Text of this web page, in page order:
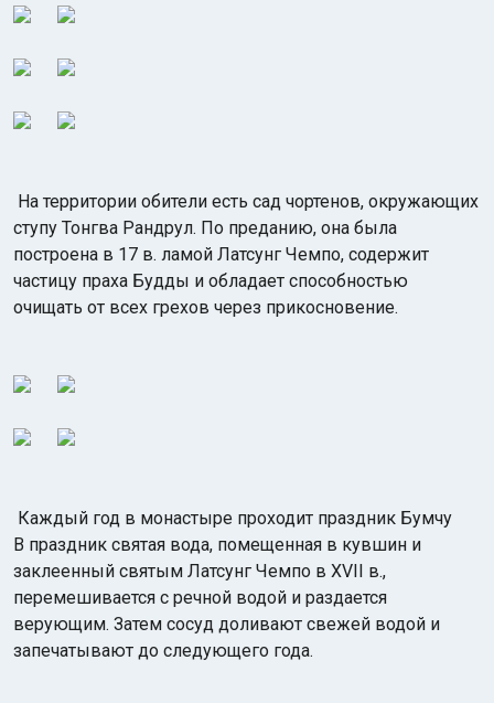
На территории обители есть сад чортенов, окружающих
ступу Тонгва Рандрул. По преданию, она была
построена в 17 в. ламой Латсунг Чемпо, содержит
частицу праха Будды и обладает способностью
очищать от всех грехов через прикосновение.
Каждый год в монастыре проходит праздник Бумчу
В праздник святая вода, помещенная в кувшин и
заклеенный святым Латсунг Чемпо в XVII в.,
перемешивается с речной водой и раздается
верующим. Затем сосуд доливают свежей водой и
запечатывают до следующего года.